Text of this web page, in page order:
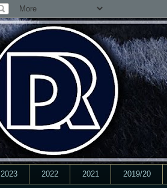
2023 2022 2021 2019/20